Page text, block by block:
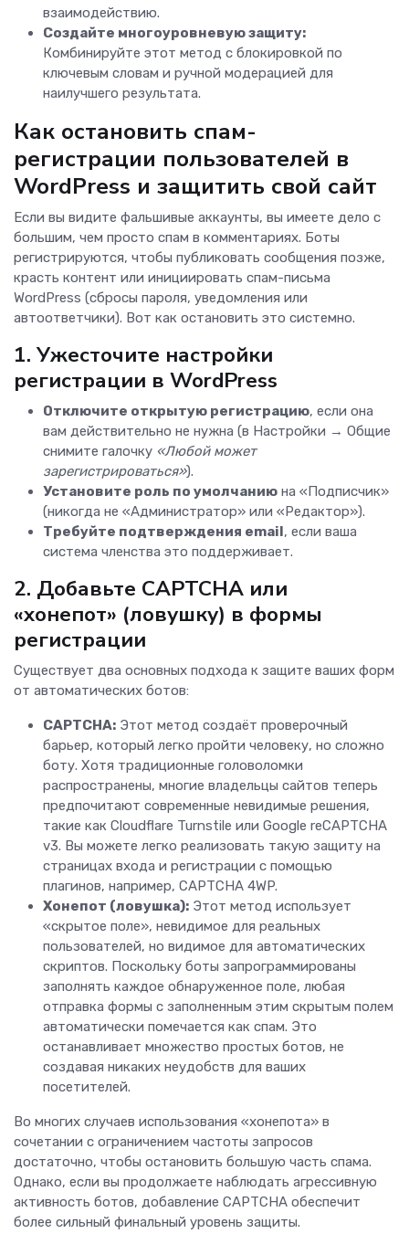
взаимодействию.
Создайте многоуровневую защиту:
Комбинируйте этот метод с блокировкой по
ключевым словам и ручной модерацией для
наилучшего результата.
Как остановить спам-
регистрации пользователей в
WordPress и защитить свой сайт
Если вы видите фальшивые аккаунты, вы имеете дело с
большим, чем просто спам в комментариях. Боты
регистрируются, чтобы публиковать сообщения позже,
красть контент или инициировать спам-письма
WordPress (сбросы пароля, уведомления или
автоответчики). Вот как остановить это системно.
1. Ужесточите настройки
регистрации в WordPress
Отключите открытую регистрацию, если она
вам действительно не нужна (в Настройки → Общие
снимите галочку «Любой может
зарегистрироваться»).
Установите роль по умолчанию на «Подписчик»
(никогда не «Администратор» или «Редактор»).
Требуйте подтверждения email , если ваша
система членства это поддерживает.
2. Добавьте CAPTCHA или
«хонепот» (ловушку) в формы
регистрации
Существует два основных подхода к защите ваших форм
от автоматических ботов:
CAPTCHA: Этот метод создаёт проверочный
барьер, который легко пройти человеку, но сложно
боту. Хотя традиционные головоломки
распространены, многие владельцы сайтов теперь
предпочитают современные невидимые решения,
такие как Cloudflare Turnstile или Google reCAPTCHA
v3. Вы можете легко реализовать такую защиту на
страницах входа и регистрации с помощью
плагинов, например, CAPTCHA 4WP.
Хонепот (ловушка): Этот метод использует
«скрытое поле», невидимое для реальных
пользователей, но видимое для автоматических
скриптов. Поскольку боты запрограммированы
заполнять каждое обнаруженное поле, любая
отправка формы с заполненным этим скрытым полем
автоматически помечается как спам. Это
останавливает множество простых ботов, не
создавая никаких неудобств для ваших
посетителей.
Во многих случаев использования «хонепота» в
сочетании с ограничением частоты запросов
достаточно, чтобы остановить большую часть спама.
Однако, если вы продолжаете наблюдать агрессивную
активность ботов, добавление CAPTCHA обеспечит
более сильный финальный уровень защиты.